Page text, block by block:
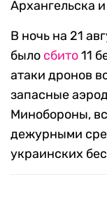
Архангельска
В ночь на 21
было сбито11
атаки дронов
запасные
Минобороны,
дежурными
украинских